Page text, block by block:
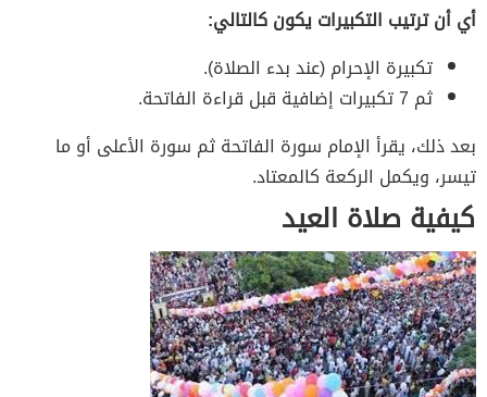
أي أن ترتيب التكبيرات يكون كالتالي:
تكبيرة الإحرام (عند بدء الصلاة).
ثم 7 تكبيرات إضافية قبل قراءة الفاتحة.
بعد ذلك، يقرأ الإمام سورة الفاتحة ثم سورة الأعلى أو ما
تيسر، ويكمل الركعة كالمعتاد.
كيفية صلاة العيد